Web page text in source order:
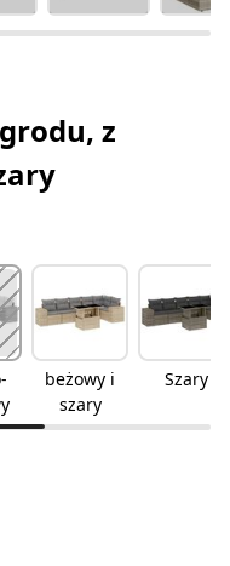
z
beżowy i
szary
Szary